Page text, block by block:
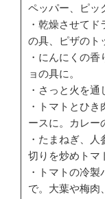
ペッパー、ピッ
・乾燥させて
の具、ピザのト
・にんにくの
ョの具に。
・さっと火を
・トマトとひ
ースに。カレー
・たまねぎ、
切りを炒めトマ
・トマトの冷
で。大葉や梅肉